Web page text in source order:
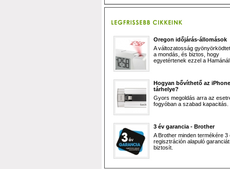
Oregon időjárás-állomások
A változatosság
a mondás, és biztos, hogy
egyetértenek ezzel a
Hogyan bővíthető az iPhone
tárhelye?
Gyors megoldás arra az
fogyóban a szabad kapacitás.
3 év garancia - Brother
A Brother minden termékére 3
regisztráción alapuló garanciát
biztosít.